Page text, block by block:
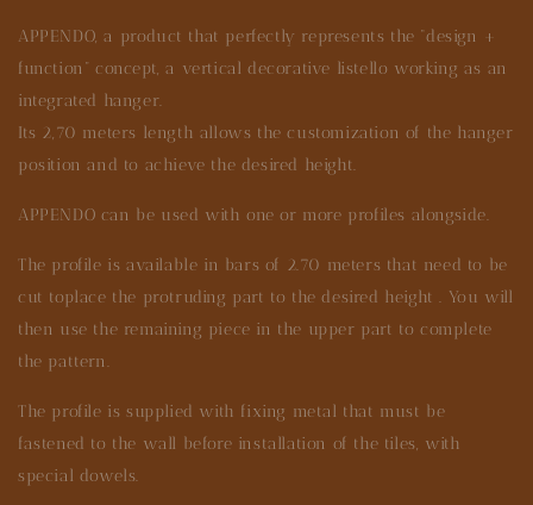
APPENDO, a product that perfectly represents the “design +
function” concept, a vertical decorative listello working as an
integrated hanger.
Its 2,70 meters length allows the customization of the hanger
position and to achieve the desired height.
APPENDO can be used with one or more profiles alongside.
The profile is available in bars of 2.70 meters that need to be
cut toplace the protruding part to the desired height . You will
then use the remaining piece in the upper part to complete
the pattern.
The profile is supplied with fixing metal that must be
fastened to the wall before installation of the tiles, with
special dowels.